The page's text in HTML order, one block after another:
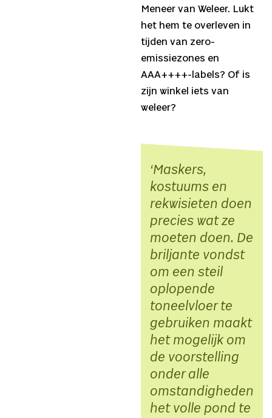
Meneer van Weleer. Lukt
het hem te overleven in
tijden van zero-
emissiezones en
AAA++++-labels? Of is
zijn winkel iets van
weleer?
Maskers,
kostuums en
rekwisieten doen
precies wat ze
moeten doen. De
briljante vondst
om een steil
oplopende
toneelvloer te
gebruiken maakt
het mogelijk om
de voorstelling
onder alle
omstandigheden
het volle pond te